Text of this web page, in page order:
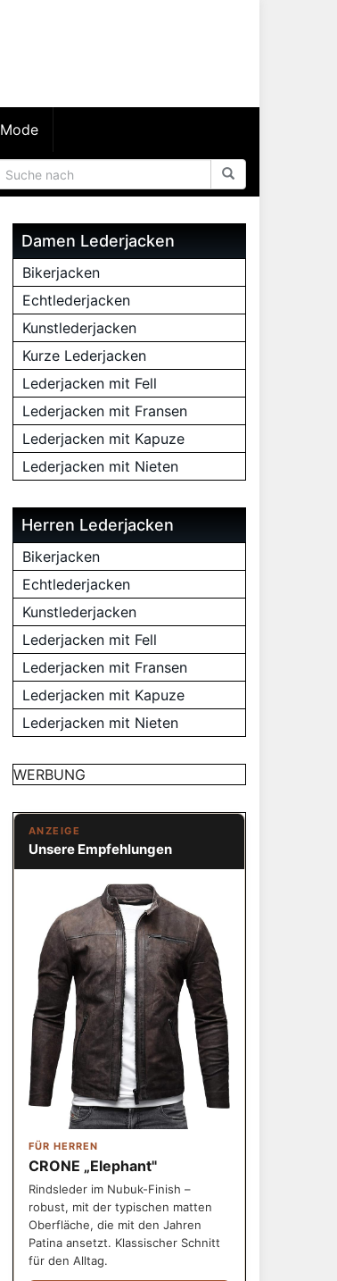
Mode
Damen Lederjacken
Bikerjacken
Echtlederjacken
Kunstlederjacken
Kurze Lederjacken
Lederjacken mit Fell
Lederjacken mit Fransen
Lederjacken mit Kapuze
Lederjacken mit Nieten
Herren Lederjacken
Bikerjacken
Echtlederjacken
Kunstlederjacken
Lederjacken mit Fell
Lederjacken mit Fransen
Lederjacken mit Kapuze
Lederjacken mit Nieten
WERBUNG
ANZEIGE
Unsere Empfehlungen
FÜR HERREN
CRONE „Elephant"
Rindsleder im Nubuk-Finish –
robust, mit der typischen matten
Oberfläche, die mit den Jahren
Patina ansetzt. Klassischer Schnitt
für den Alltag.